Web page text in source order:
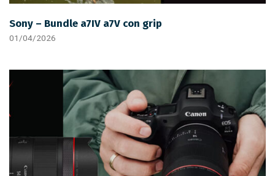
Sony – Bundle a7IV a7V con grip
01/04/2026